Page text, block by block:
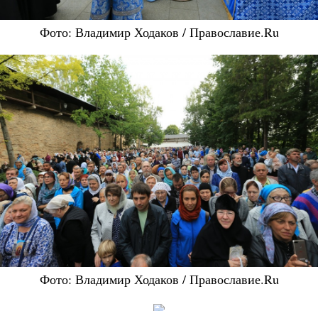
Фото: Владимир Ходаков / Православие.Ru
Фото: Владимир Ходаков / Православие.Ru